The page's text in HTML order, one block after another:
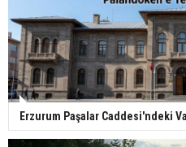
Erzurum Paşalar Caddesi'ndeki